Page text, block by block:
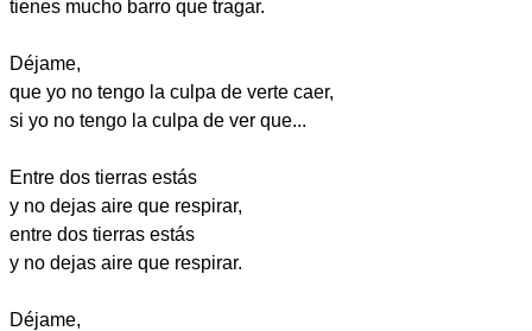
tienes mucho barro que tragar.
Déjame,
que yo no tengo la culpa de verte caer,
si yo no tengo la culpa de ver que...
Entre dos tierras estás
y no dejas aire que respirar,
entre dos tierras estás
y no dejas aire que respirar.
Déjame,